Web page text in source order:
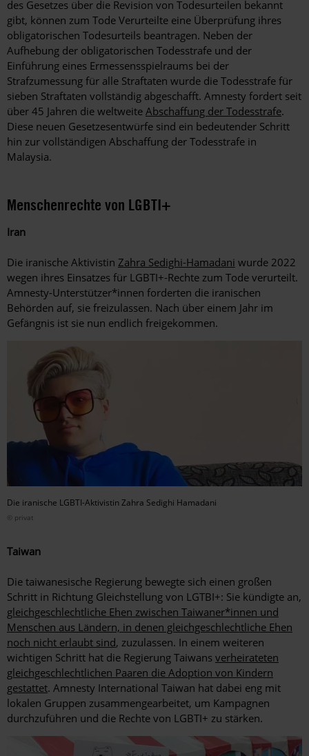
des Gesetzes über die Revision von Todesurteilen bekannt
gibt, können zum Tode Verurteilte eine Überprüfung ihres
obligatorischen Todesurteils beantragen. Neben der
Aufhebung der obligatorischen Todesstrafe und der
Einführung eines Ermessensspielraums bei der
Strafzumessung für alle Straftaten wurde die Todesstrafe für
sieben Straftaten vollständig abgeschafft. Amnesty fordert seit
über 45 Jahren die weltweite Abschaffung der Todesstrafe.
Diese neuen Gesetzesentwürfe sind ein bedeutender Schritt
hin zur vollständigen Abschaffung der Todesstrafe in
Malaysia.
Menschenrechte von LGBTI+
Iran
Die iranische Aktivistin Zahra Sedighi-Hamadani wurde 2022
wegen ihres Einsatzes für LGBTI+-Rechte zum Tode verurteilt.
Amnesty-Unterstützer*innen forderten die iranischen
Behörden auf, sie freizulassen. Nach über einem Jahr im
Gefängnis ist sie nun endlich freigekommen.
Die iranische LGBTI-Aktivistin Zahra Sedighi Hamadani
© privat
Taiwan
Die taiwanesische Regierung bewegte sich einen großen
Schritt in Richtung Gleichstellung von LGTBI+: Sie kündigte an,
gleichgeschlechtliche Ehen zwischen Taiwaner*innen und
Menschen aus Ländern, in denen gleichgeschlechtliche Ehen
noch nicht erlaubt sind, zuzulassen. In einem weiteren
wichtigen Schritt hat die Regierung Taiwans verheirateten
gleichgeschlechtlichen Paaren die Adoption von Kindern
gestattet. Amnesty International Taiwan hat dabei eng mit
lokalen Gruppen zusammengearbeitet, um Kampagnen
durchzuführen und die Rechte von LGBTI+ zu stärken.